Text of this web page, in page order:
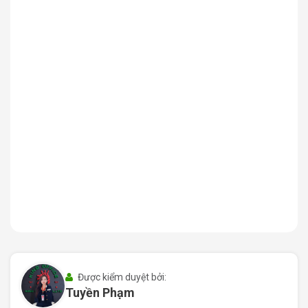
Cao ốc DTC Building được xây dựng với kết cấu gồm 1
trệt và 7 tầng nổi, tổng diện tích sử dụng lên đến
Được kiểm duyệt bởi:
Tuyền Phạm